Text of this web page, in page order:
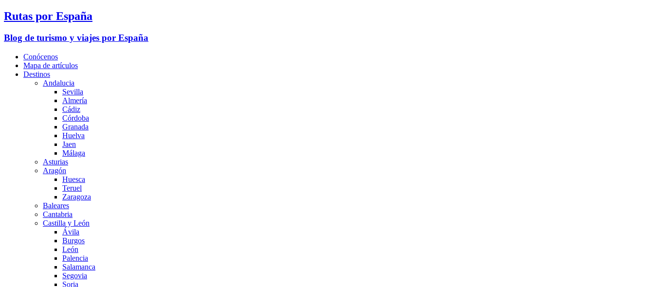
Rutas por España
Blog de turismo y viajes por España
Conócenos
Mapa de artículos
Destinos
Andalucia
Sevilla
Almería
Cádiz
Córdoba
Granada
Huelva
Jaen
Málaga
Asturias
Aragón
Huesca
Teruel
Zaragoza
Baleares
Cantabria
Castilla y León
Ávila
Burgos
León
Palencia
Salamanca
Segovia
Soria